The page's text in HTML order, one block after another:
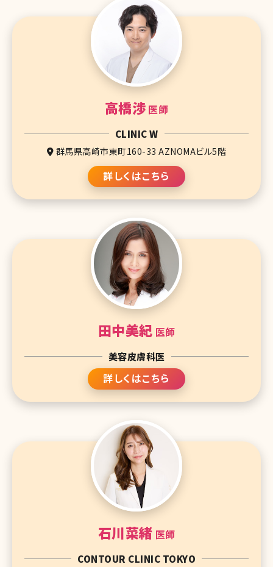
高橋渉 医師
CLINIC W
群馬県高崎市東町160-33 AZNOMAビル5階
詳しくはこちら
田中美紀 医師
美容皮膚科医
詳しくはこちら
石川菜緒 医師
CONTOUR CLINIC TOKYO